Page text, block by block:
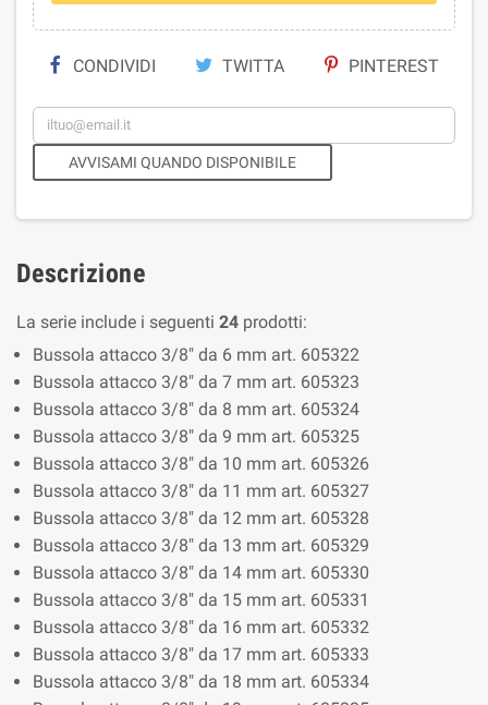
CONDIVIDI TWITTA PINTEREST
AVVISAMI QUANDO DISPONIBILE
Descrizione
La serie include i seguenti 24 prodotti:
Bussola attacco 3/8" da 6 mm art. 605322
Bussola attacco 3/8" da 7 mm art. 605323
Bussola attacco 3/8" da 8 mm art. 605324
Bussola attacco 3/8" da 9 mm art. 605325
Bussola attacco 3/8" da 10 mm art. 605326
Bussola attacco 3/8" da 11 mm art. 605327
Bussola attacco 3/8" da 12 mm art. 605328
Bussola attacco 3/8" da 13 mm art. 605329
Bussola attacco 3/8" da 14 mm art. 605330
Bussola attacco 3/8" da 15 mm art. 605331
Bussola attacco 3/8" da 16 mm art. 605332
Bussola attacco 3/8" da 17 mm art. 605333
Bussola attacco 3/8" da 18 mm art. 605334